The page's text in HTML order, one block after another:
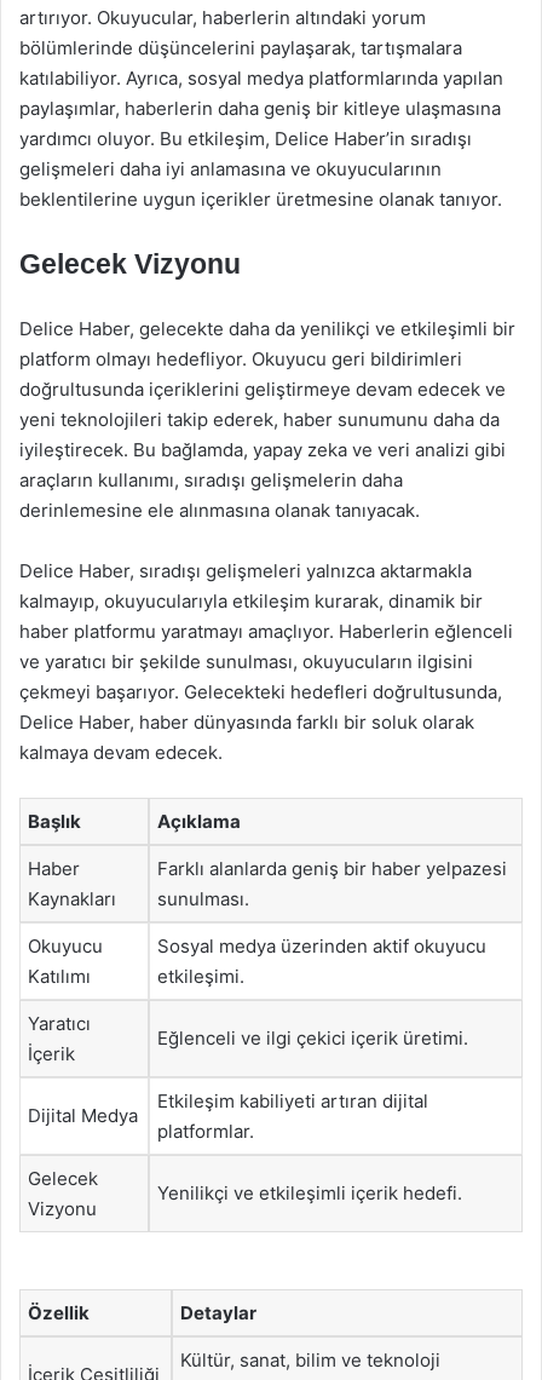
artırıyor. Okuyucular, haberlerin altındaki yorum
bölümlerinde düşüncelerini paylaşarak, tartışmalara
katılabiliyor. Ayrıca, sosyal medya platformlarında yapılan
paylaşımlar, haberlerin daha geniş bir kitleye ulaşmasına
yardımcı oluyor. Bu etkileşim, Delice Haber’in sıradışı
gelişmeleri daha iyi anlamasına ve okuyucularının
beklentilerine uygun içerikler üretmesine olanak tanıyor.
Gelecek Vizyonu
Delice Haber, gelecekte daha da yenilikçi ve etkileşimli bir
platform olmayı hedefliyor. Okuyucu geri bildirimleri
doğrultusunda içeriklerini geliştirmeye devam edecek ve
yeni teknolojileri takip ederek, haber sunumunu daha da
iyileştirecek. Bu bağlamda, yapay zeka ve veri analizi gibi
araçların kullanımı, sıradışı gelişmelerin daha
derinlemesine ele alınmasına olanak tanıyacak.
Delice Haber, sıradışı gelişmeleri yalnızca aktarmakla
kalmayıp, okuyucularıyla etkileşim kurarak, dinamik bir
haber platformu yaratmayı amaçlıyor. Haberlerin eğlenceli
ve yaratıcı bir şekilde sunulması, okuyucuların ilgisini
çekmeyi başarıyor. Gelecekteki hedefleri doğrultusunda,
Delice Haber, haber dünyasında farklı bir soluk olarak
kalmaya devam edecek.
Başlık Açıklama
Haber
Kaynakları
Farklı alanlarda geniş bir haber yelpazesi
sunulması.
Okuyucu
Katılımı
Sosyal medya üzerinden aktif okuyucu
etkileşimi.
Yaratıcı
İçerik
Eğlenceli ve ilgi çekici içerik üretimi.
Dijital Medya
Etkileşim kabiliyeti artıran dijital
platformlar.
Gelecek
Vizyonu
Yenilikçi ve etkileşimli içerik hedefi.
Özellik Detaylar
İçerik Çeşitliliği
Kültür, sanat, bilim ve teknoloji